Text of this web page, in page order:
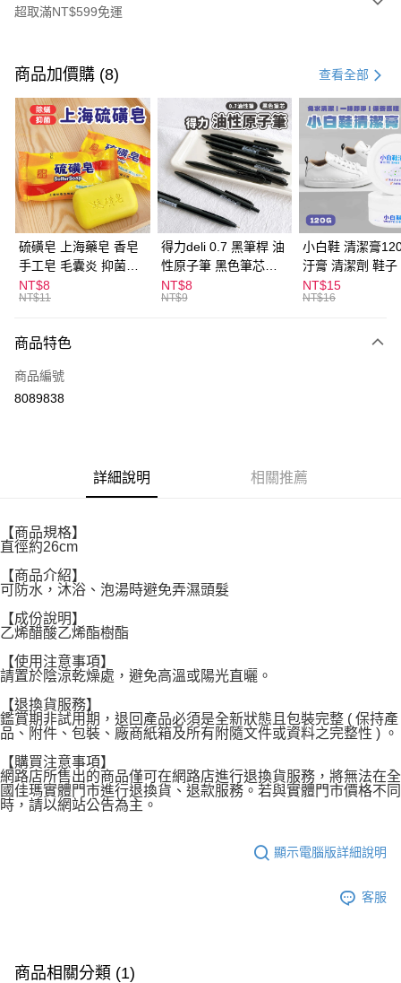
超取滿NT$599免運
信用卡一次付款
超商取貨付款
LINE Pay
Apple Pay
街口支付
悠遊付
ATM付款
全家取貨付款
每筆NT$60，滿NT$599(含以上)免運費
付款後全家取貨
每筆NT$60，滿NT$599(含以上)免運費
每筆NT$60，滿NT$599(含以上)免運費
宅配
每筆NT$120，滿NT$1,999(含以上)免運費
商品加價購 (8) 查看全部
硫磺皂 上海藥皂 香皂
手工皂 毛囊炎 抑菌除
蟎 清潔護膚 去油去痘
寵物皮膚病 狗狗貓咪
NT$8
NT$11
得力deli 0.7 黑筆桿 油
性原子筆 黑色筆芯
S304
NT$8
NT$9
小白鞋 清潔膏
汙膏 清潔劑 鞋子
漬 白皮鞋 鞋油
NT$15
NT$16
商品特色
商品編號
8089838
詳細說明 相關推薦
【商品規格】
直徑約26cm
【商品介紹】
可防水，沐浴、泡湯時避免弄濕頭髮
【成份說明】
乙烯醋酸乙烯酯樹酯
【使用注意事項】
請置於陰涼乾燥處，避免高溫或陽光直曬。
【退換貨服務】
鑑賞期非試用期，退回產品必須是全新狀態且包裝完整 ( 保持產
品、附件、包裝、廠商紙箱及所有附隨文件或資料之完整性 ) 。
【購買注意事項】
網路店所售出的商品僅可在網路店進行退換貨服務，將無法在全
國佳瑪實體門市進行退換貨、退款服務。若與實體門市價格不同
時，請以網站公告為主。
顯示電腦版詳細說明
客服
商品相關分類 (1)